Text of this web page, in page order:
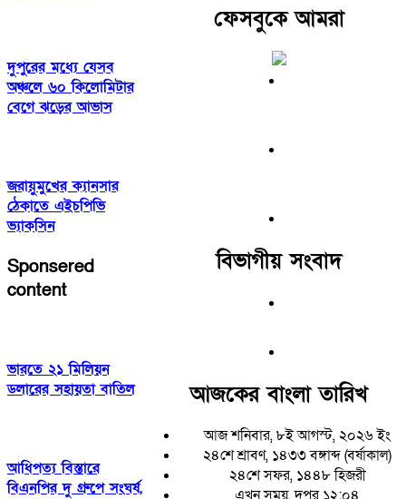
দুপুরের মধ্যে যেসব
অঞ্চলে ৬০ কিলোমিটার
বেগে ঝড়ের আভাস
জরায়ুমুখের ক্যানসার
ঠেকাতে এইচপিভি
ভ্যাকসিন
Sponsered
content
ভারতে ২১ মিলিয়ন
ডলারের সহায়তা বাতিল
আধিপত্য বিস্তারে
বিএনপির দু গ্রুপে সংঘর্ষ,
ফেসবুকে আমরা
বিভাগীয় সংবাদ
আজকের বাংলা তারিখ
আজ শনিবার, ৮ই আগস্ট, ২০২৬ ইং
২৪শে শ্রাবণ, ১৪৩৩ বঙ্গাব্দ (বর্ষাকাল)
২৪শে সফর, ১৪৪৮ হিজরী